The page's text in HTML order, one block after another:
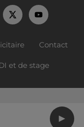
Contact
et de stage